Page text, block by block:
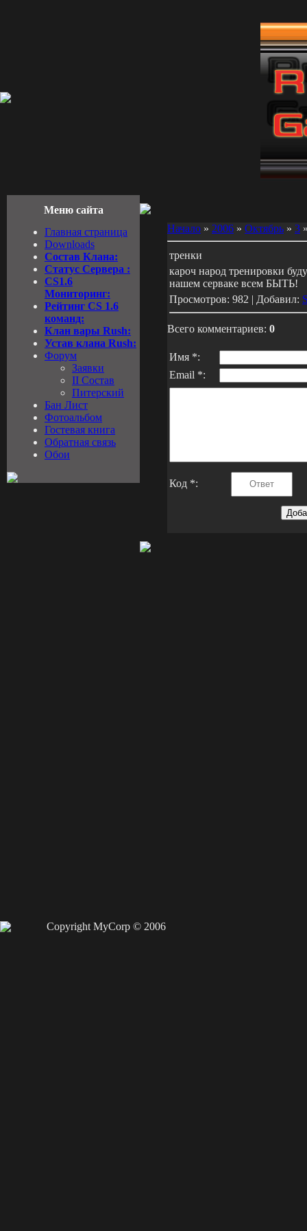
Меню сайта
Главная страница
Downloads
Состав Клана:
Cтатус Cервера :
CS1.6
Мониторинг:
Рейтинг CS 1.6
команд:
Клан вары Rush:
Устав клана Rush:
Форум
Заявки
II Состав
Питерский
Бан Лист
Фотоальбом
Гостевая книга
Обратная связь
Обои
Начало » 2006 » Октябрь » 3
тренки
кароч народ тренировки
нашем серваке всем БЫТЬ!
Просмотров: 982 | Добавил:
Всего комментариев: 0
Имя *:
Email *:
Код *:
Copyright MyCorp © 2006